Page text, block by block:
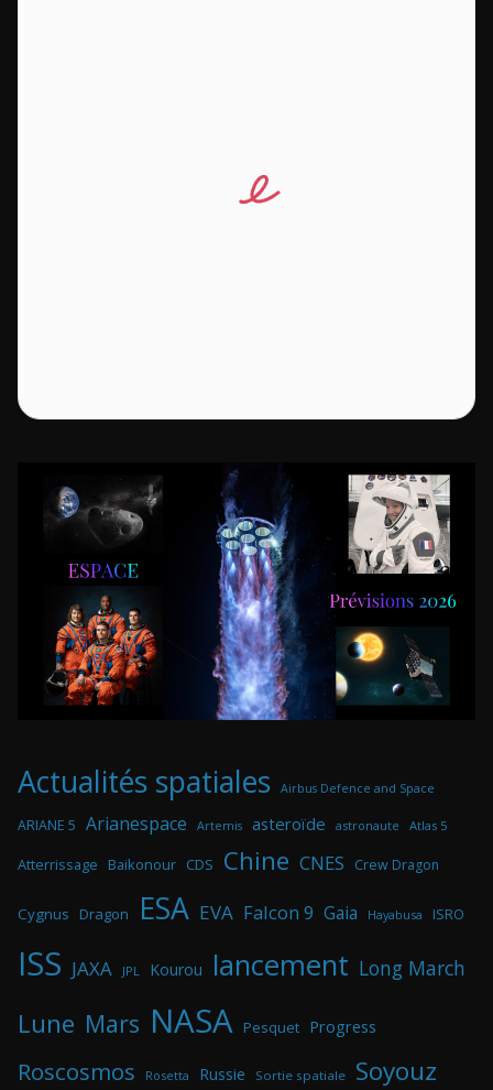
Actualités spatiales Airbus Defence and Space
ARIANE 5 Arianespace Artemis asteroïde astronaute Atlas 5
Atterrissage Baikonour CDS Chine CNES Crew Dragon
Cygnus Dragon ESA EVA Falcon 9 Gaia Hayabusa ISRO
ISS JAXA JPL Kourou lancement Long March
Lune Mars NASA Pesquet Progress
Roscosmos Rosetta Russie Sortie spatiale Soyouz